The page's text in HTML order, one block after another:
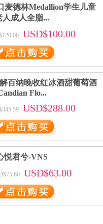
麦德林Medallion学生儿童
人成人全脂...
USD$100.00
百纳晚收红冰酒甜葡萄酒
Flo...
USD$288.00
悦君兮-VNS
USD$63.00